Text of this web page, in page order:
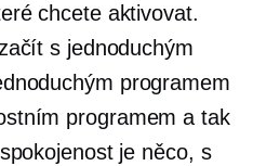
chcete aktivovat.
s jednoduchým
programem
programem a tak
je něco, s